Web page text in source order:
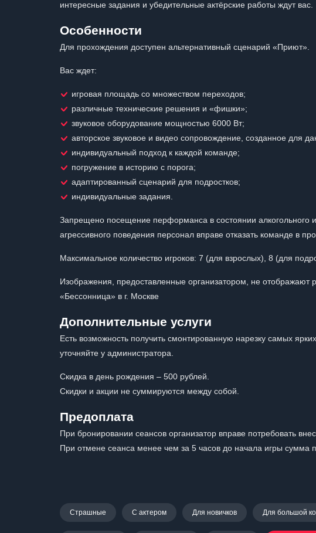
интересные задания и убедительные актёрские работы ждут вас.
Особенности
Для прохождения доступен альтернативный сценарий «Приют».
Вас ждет:
игровая площадь со множеством переходов;
различные технические решения и «фишки»;
звуковое оборудование мощностью 6000 Вт;
авторское звуковое и видео сопровождение, созданное для
индивидуальный подход к каждой команде;
погружение в историю с порога;
адаптированный сценарий для подростков;
индивидуальные задания.
Запрещено посещение перформанса в состоянии алкогольного
агрессивного поведения персонал вправе отказать команде в
Максимальное количество игроков: 7 (для взрослых), 8 (для
Изображения, предоставленные организатором, не отображают
«Бессонница» в г. Москве
Дополнительные услуги
Есть возможность получить смонтированную нарезку самых
уточняйте у администратора.
Скидка в день рождения – 500 рублей.
Скидки и акции не суммируются между собой.
Предоплата
При бронировании сеансов организатор вправе потребовать
При отмене сеанса менее чем за 5 часов до начала игры сумма
Страшные С актером Для новичков Для большой